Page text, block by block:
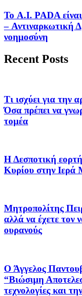
Το A.I. PADA
– Αντιναρκωτική
νοημοσύνη
Recent Posts
Τι ισχύει για την
Όσα πρέπει να
τομέα
Η Δεσποτική
Κυρίου στην Ιερά
Μητροπολίτης
αλλά να έχετε τον
ουρανούς
Ο Άγγελος
“Βιώσιμη
τεχνολογίες και